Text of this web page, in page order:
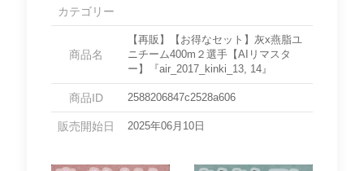
カテゴリー
商品名
【再販】【お得なセット】灰x燕脂ユ
ニチーム400m２選手【AIリマスタ
ー】『air_2017_kinki_13, 14』
商品ID 2588206847c2528a606
販売開始日 2025年06月10日